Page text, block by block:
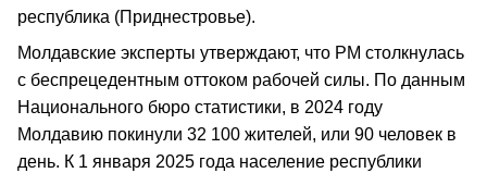
республика (Приднестровье).
Молдавские эксперты утверждают, что РМ столкнулась
с беспрецедентным оттоком рабочей силы. По данным
Национального бюро статистики, в 2024 году
Молдавию покинули 32 100 жителей, или 90 человек в
день. К 1 января 2025 года население республики